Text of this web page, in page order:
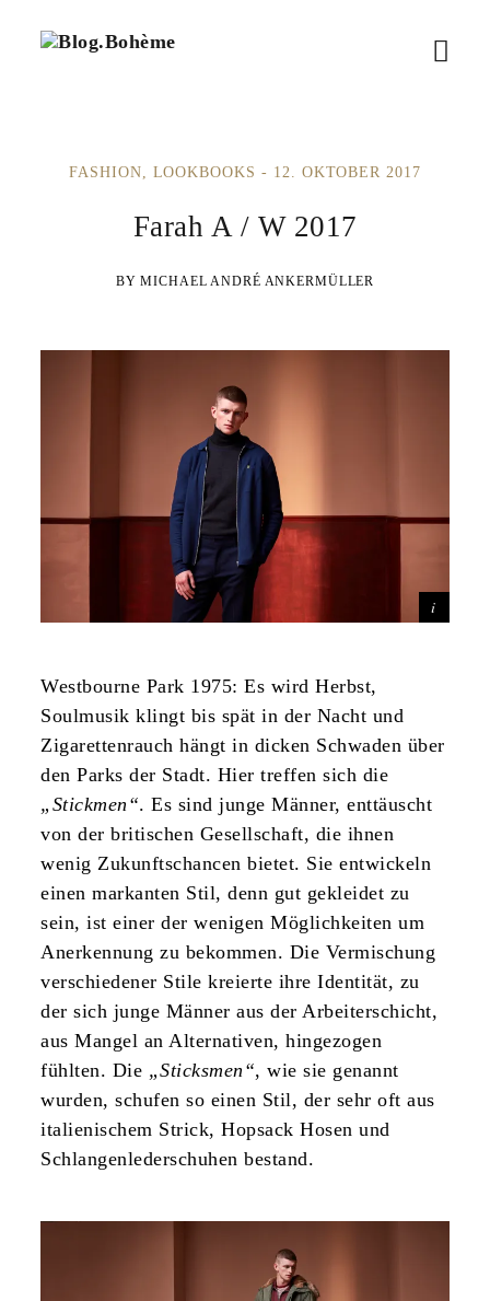
B
M
n
FASHION LOOKBOOKS 12. OKTOBER 2017
Farah A / W 2017
MICHAEL ANDRÉ ANKERMÜLLER
Westbourne Park 1975: Es wird Herbst,
Soulmusik klingt bis spät in der Nacht und
Zigarettenrauch hängt in dicken Schwaden über
den Parks der Stadt. Hier treffen sich die
„Stickmen“. Es sind junge Männer, enttäuscht
von der britischen Gesellschaft, die ihnen
wenig Zukunftschancen bietet. Sie entwickeln
einen markanten Stil, denn gut gekleidet zu
sein, ist einer der wenigen Möglichkeiten um
Anerkennung zu bekommen. Die Vermischung
verschiedener Stile kreierte ihre Identität, zu
der sich junge Männer aus der Arbeiterschicht,
aus Mangel an Alternativen, hingezogen
fühlten. Die „Sticksmen“, wie sie genannt
wurden, schufen so einen Stil, der sehr oft aus
italienischem Strick, Hopsack Hosen und
Schlangenlederschuhen bestand.